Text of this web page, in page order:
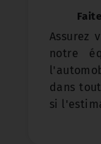
Assurez
notre
dans
si